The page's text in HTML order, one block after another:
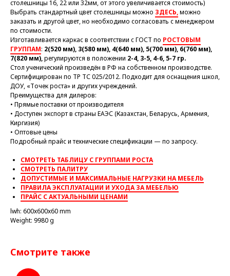
столешницы 16, 22 или 32мм, от этого увеличивается стоимость)
Выбрать стандартный цвет столешницы можно ЗДЕСЬ,можно
заказать и другой цвет, но необходимо согласовать с менеджером
по стоимости.
Изготавливается каркас в соответствии с ГОСТ по РОСТОВЫМ
ГРУППАМ: 2(520 мм), 3(580 мм), 4(640 мм), 5(700 мм), 6(760 мм),
7(820 мм),регулируются в положении 2-4, 3-5, 4-6, 5-7 гр.
Стол ученический произведён в РФ на собственном производстве.
Сертифицирован по ТР ТС 025/2012. Подходит для оснащения школ,
ДОУ, «Точек роста» и других учреждений.
Преимущества для дилеров:
• Прямые поставки от производителя
• Доступен экспорт в страны ЕАЭС (Казахстан, Беларусь, Армения,
Киргизия)
• Оптовые цены
Подробный прайс и технические спецификации — по запросу.
СМОТРЕТЬ ТАБЛИЦУ С ГРУППАМИ РОСТА
СМОТРЕТЬ ПАЛИТРУ
ДОПУСТИМЫЕ И МАКСИМАЛЬНЫЕ НАГРУЗКИ НА МЕБЕЛЬ
ПРАВИЛА ЭКСПЛУАТАЦИИ И УХОДА ЗА МЕБЕЛЬЮ
ПРАЙС С АКТУАЛЬНЫМИ ЦЕНАМИ
lwh: 600x600x60 mm
Weight: 9980 g
Смотрите также